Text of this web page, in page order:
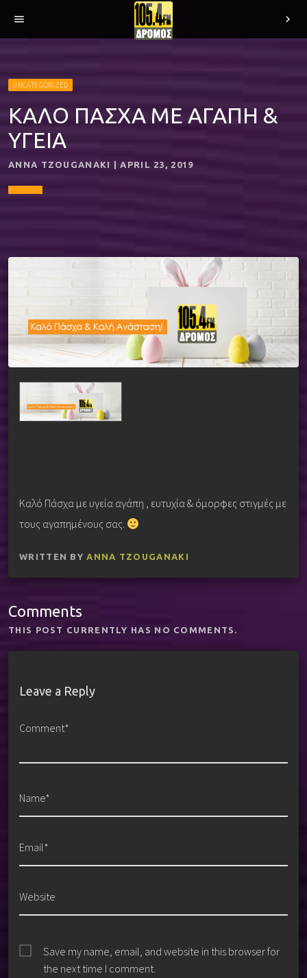
menu chevron_right
UNCATEGORIZED
ΚΑΛΟ ΠΑΣΧΑ ΜΕ ΑΓΑΠΗ &
ΥΓΕΙΑ
ANNA TZOUGANAKI | APRIL 23, 2019
Καλό Πάσχα με υγεία αγάπη , ευτυχία & όμορφες στιγμές με
τους αγαπημένους σας.
WRITTEN BYANNA TZOUGANAKI
Comments
THIS POST CURRENTLY HAS NO COMMENTS.
Leave a Reply
Comment*
Name*
Email*
Website
Save my name, email, and website in this browser for
the next time I comment.